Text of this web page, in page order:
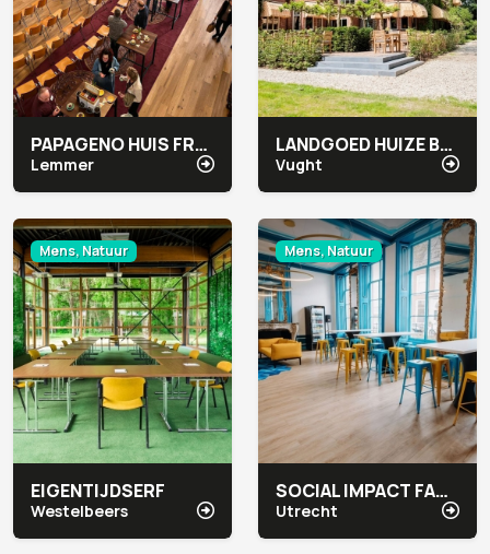
PAPAGENO HUIS FRYSLÂN
Lemmer
LANDGOED HUIZE BERGEN
Vught
Mens, Natuur
EIGENTIJDSERF
Westelbeers
Mens, Natuur
SOCIAL IMPACT FACTORY AAN DE GRACHT
Utrecht